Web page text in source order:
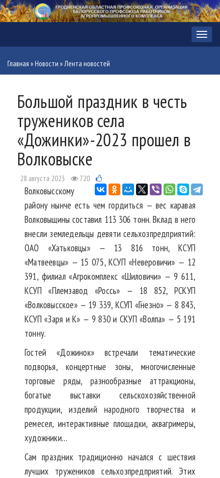
Меню
Главная »Новости »Лента новостей
Большой праздник в честь
тружеников села
«Дожинки»-2023 прошел в
Волковыске
28 августа 2023 720
Волковысскому
району нынче есть чем гордиться — вес каравая
Волковыщины составил 113 306 тонн. Вклад в него
внесли земледельцы девяти сельхозпредприятий:
ОАО «Хатьковцы» — 13 816 тонн, КСУП
«Матвеевцы» — 15 075, КСУП «Неверовичи» — 12
391, филиал «Агрокомплекс «Шиловичи» — 9 611,
КСУП «Племзавод «Россь» — 18 852, РСКУП
«Волковысское» — 19 339, КСУП «Гнезно» — 8 843,
КСУП «Заря и К» — 9 830 и СКУП «Волпа» — 5 191
тонну.
Гостей «Дожинок» встречали тематические
подворья, концертные зоны, многочисленные
торговые ряды, разнообразные аттракционы,
богатые выставки сельскохозяйственной
продукции, изделий народного творчества и
ремесел, интерактивные площадки, аквагримеры,
художники…
Сам праздник традиционно начался с шествия
лучших тружеников сельхозпредприятий. Этих